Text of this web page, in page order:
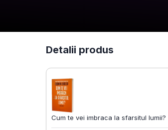
Detalii produs
Cum te vei imbraca la sfarsitul lumii?